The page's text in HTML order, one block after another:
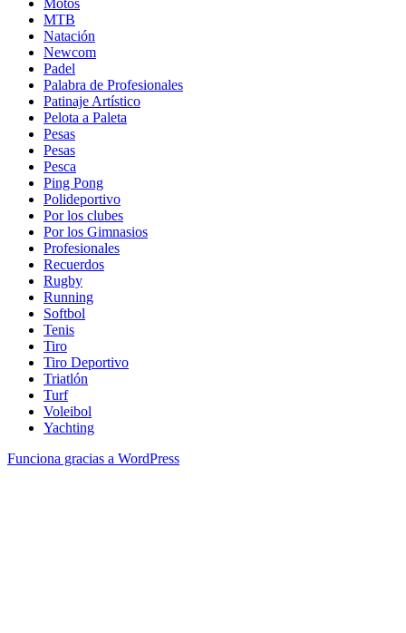
MTB
Natación
Newcom
Padel
Palabra de Profesionales
Patinaje Artístico
Pelota a Paleta
Pesas
Pesas
Pesca
Ping Pong
Polideportivo
Por los clubes
Por los Gimnasios
Profesionales
Recuerdos
Rugby
Running
Softbol
Tenis
Tiro
Tiro Deportivo
Triatlón
Turf
Voleibol
Yachting
Funciona gracias a WordPress